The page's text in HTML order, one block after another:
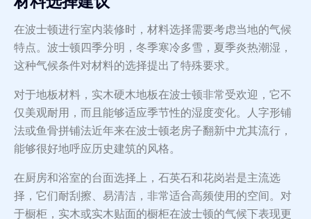
在波士顿进行室内装修时，材料选择需要考虑当地的气候
特点。波士顿四季分明，冬季寒冷多雪，夏季炎热潮湿，
这种气候条件对材料的选择提出了特殊要求。
对于地板材料，实木硬木地板在波士顿非常受欢迎，它不
仅美观耐用，而且能够适应季节性的湿度变化。人字形铺
法或鱼骨拼铺法近年来在波士顿老房子翻新中尤其流行，
能够很好地呼应历史建筑的风格。
在厨房和浴室的台面选择上，石英石和花岗岩是主流选
择，它们耐刮擦、易清洁，非常适合高频使用的空间。对
于橱柜，实木或实木贴面的橱柜在波士顿的气候下表现更